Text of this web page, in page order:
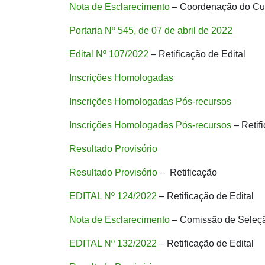
Nota de Esclarecimento – Coordenação do
Portaria Nº 545, de 07 de abril de 2022
Edital Nº 107/2022 – Retificação de Edital
Inscrições Homologadas
Inscrições Homologadas Pós-recursos
Inscrições Homologadas Pós-recursos –
Resultado Provisório
Resultado Provisório – Retificação
EDITAL Nº 124/2022 – Retificação de Edital
Nota de Esclarecimento – Comissão de
EDITAL Nº 132/2022 – Retificação de Edital